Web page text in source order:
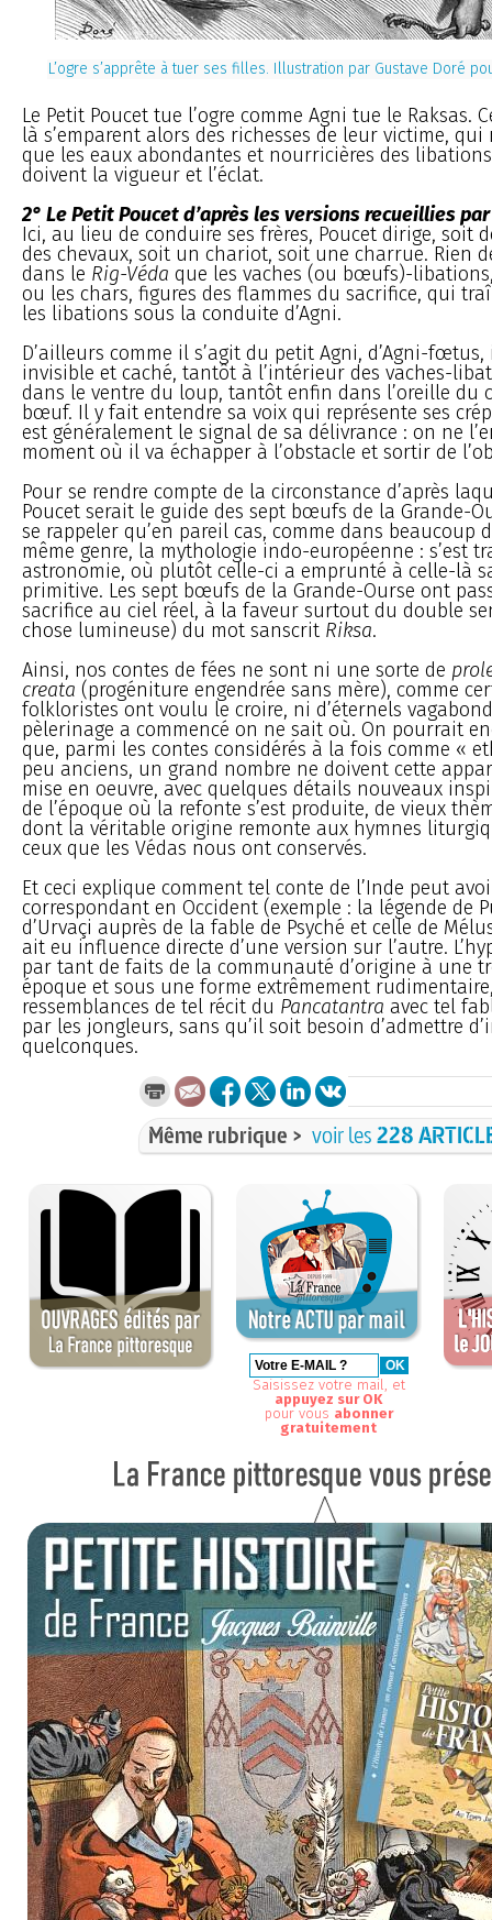
L’ogre s’apprête à tuer ses filles. Illustration par Gustave Doré
Le Petit Poucet tue l’ogre comme Agni tue le Raksas.
là s’emparent alors des richesses de leur victime,
que les eaux abondantes et nourricières des
doivent la vigueur et l’éclat.
2° Le Petit Poucet d’après les versions recueillies
Ici, au lieu de conduire ses frères, Poucet dirige, soit
des chevaux, soit un chariot, soit une charrue. Rien
dans le Rig-Véda que les vaches (ou bœufs)-
ou les chars, figures des flammes du sacrifice, qui
les libations sous la conduite d’Agni.
D’ailleurs comme il s’agit du petit Agni, d’Agni-
invisible et caché, tantôt à l’intérieur des vaches-
dans le ventre du loup, tantôt enfin dans l’oreille du
bœuf. Il y fait entendre sa voix qui représente ses
est généralement le signal de sa délivrance : on ne
moment où il va échapper à l’obstacle et sortir de
Pour se rendre compte de la circonstance d’après
Poucet serait le guide des sept bœufs de la Grande-
se rappeler qu’en pareil cas, comme dans beaucoup
même genre, la mythologie indo-européenne : s’est
astronomie, où plutôt celle-ci a emprunté à celle-là
primitive. Les sept bœufs de la Grande-Ourse ont
sacrifice au ciel réel, à la faveur surtout du double
chose lumineuse) du mot sanscrit Riksa.
Ainsi, nos contes de fées ne sont ni une sorte de
creata (progéniture engendrée sans mère), comme
folkloristes ont voulu le croire, ni d’éternels
pèlerinage a commencé on ne sait où. On pourrait
que, parmi les contes considérés à la fois comme «
peu anciens, un grand nombre ne doivent cette
mise en oeuvre, avec quelques détails nouveaux
de l’époque où la refonte s’est produite, de vieux
dont la véritable origine remonte aux hymnes
ceux que les Védas nous ont conservés.
Et ceci explique comment tel conte de l’Inde peut
correspondant en Occident (exemple : la légende de
d’Urvaçi auprès de la fable de Psyché et celle de
ait eu influence directe d’une version sur l’autre.
par tant de faits de la communauté d’origine à une
époque et sous une forme extrêmement
ressemblances de tel récit du Pancatantra avec tel
par les jongleurs, sans qu’il soit besoin d’admettre
quelconques.
Même rubrique > voir les228
Saisissez votre mail, et
appuyez sur OK
pour vous abonner
gratuitement